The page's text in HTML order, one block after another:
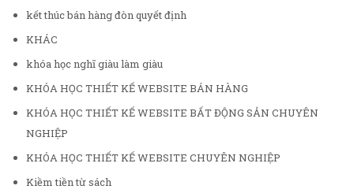
kết thúc bán hàng đòn quyết định
KHÁC
khóa học nghĩ giàu làm giàu
KHÓA HỌC THIẾT KẾ WEBSITE BÁN HÀNG
KHÓA HỌC THIẾT KẾ WEBSITE BẤT ĐỘNG SẢN CHUYÊN
NGHIỆP
KHÓA HỌC THIẾT KẾ WEBSITE CHUYÊN NGHIỆP
Kiềm tiền từ sách